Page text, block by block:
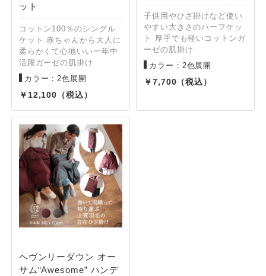
ット
コットン100％のシングル
ケット 赤ちゃんから大人に
柔らかくて心地いい一年中
活躍ガーゼの肌掛け
カラー：2色展開
12,100
子供用やひざ掛けなど使い
やすい大きさのハーフケッ
ト 厚手でも軽いコットンガ
ーゼの肌掛け
カラー：2色展開
7,700
ヘヴンリーダウン オー
サム“Awesome” ハンデ